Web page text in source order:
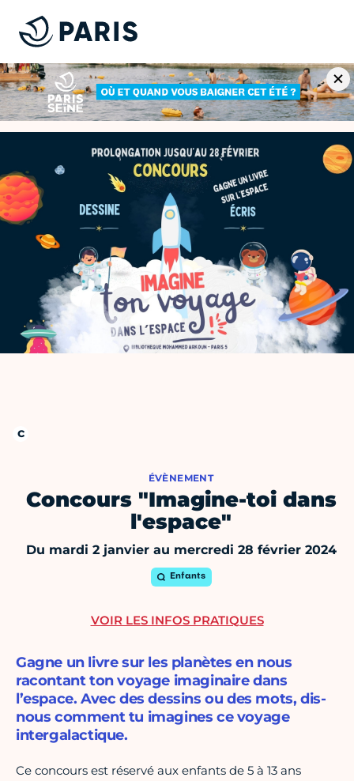
ÉVÈNEMENT
Concours "Imagine-toi dans
l'espace"
Du mardi 2 janvier au mercredi 28 février 2024
Enfants
Gagne un livre sur les planètes en nous
racontant ton voyage imaginaire dans
l’espace. Avec des dessins ou des mots, dis-
nous comment tu imagines ce voyage
intergalactique.
Ce concours est réservé aux enfants de 5 à 13 ans
VOIR LES INFOS PRATIQUES